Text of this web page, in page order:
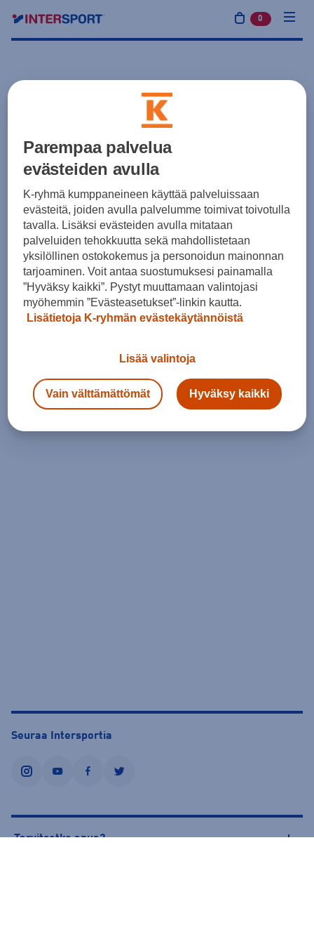
0 tuotetta
Seuraa Intersportia
instagramyoutubefacebooktwitter
Tarvitsetko apua?
Parempaa palvelua
evästeiden avulla
K-ryhmä kumppaneineen käyttää palveluissaan
evästeitä, joiden avulla palvelumme toimivat toivotulla
tavalla. Lisäksi evästeiden avulla mitataan
palveluiden tehokkuutta sekä mahdollistetaan
yksilöllinen ostokokemus ja personoidun mainonnan
tarjoaminen. Voit antaa suostumuksesi painamalla
”Hyväksy kaikki”. Pystyt muuttamaan valintojasi
myöhemmin ”Evästeasetukset”-linkin kautta.
Lisätietoja K-ryhmän evästekäytännöistä
Lisää valintoja
Vain välttämättömät Hyväksy kaikki